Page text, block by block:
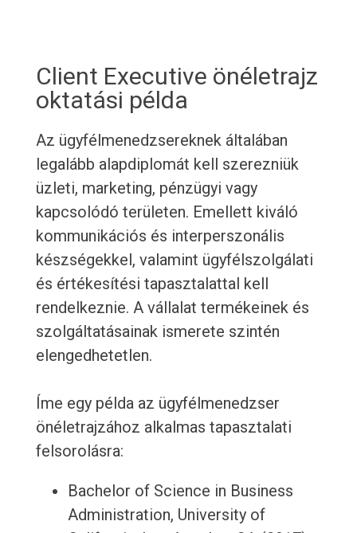
Client Executive önéletrajz
oktatási példa
Az ügyfélmenedzsereknek általában
legalább alapdiplomát kell szerezniük
üzleti, marketing, pénzügyi vagy
kapcsolódó területen. Emellett kiváló
kommunikációs és interperszonális
készségekkel, valamint ügyfélszolgálati
és értékesítési tapasztalattal kell
rendelkeznie. A vállalat termékeinek és
szolgáltatásainak ismerete szintén
elengedhetetlen.
Íme egy példa az ügyfélmenedzser
önéletrajzához alkalmas tapasztalati
felsorolásra:
Bachelor of Science in Business
Administration, University of